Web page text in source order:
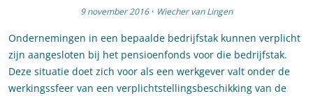
9 november 2016 · Wiecher van Lingen
Ondernemingen in een bepaalde bedrijfstak kunnen verplicht
zijn aangesloten bij het pensioenfonds voor die bedrijfstak.
Deze situatie doet zich voor als een werkgever valt onder de
werkingssfeer van een verplichtstellingsbeschikking van de